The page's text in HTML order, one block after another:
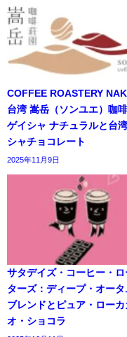
COFFEE ROASTERY
台湾 嵩岳（ソンユエ）咖
ゲイシャ ナチュラルと台
シャチョコレート
2025年11月9日
サタデイズ・コーヒー・ロ
ターズ：ディープ・オータ
ブレンドとピュア・ローカ
オ・ショコラ